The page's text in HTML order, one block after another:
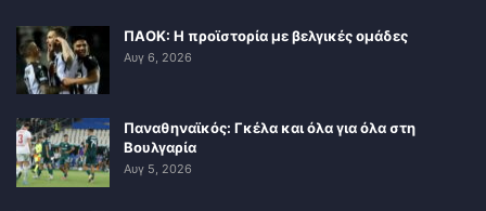
ΠΑΟΚ: Η προϊστορία με βελγικές ομάδες
Αυγ 6, 2026
Παναθηναϊκός: Γκέλα και όλα για όλα στη
Βουλγαρία
Αυγ 5, 2026